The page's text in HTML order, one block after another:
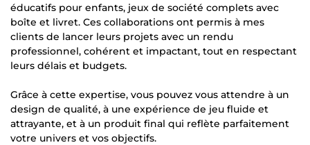
éducatifs pour enfants, jeux de société complets avec
boîte et livret. Ces collaborations ont permis à mes
clients de lancer leurs projets avec un rendu
professionnel, cohérent et impactant, tout en respectant
leurs délais et budgets.
Grâce à cette expertise, vous pouvez vous attendre à un
design de qualité, à une expérience de jeu fluide et
attrayante, et à un produit final qui reflète parfaitement
votre univers et vos objectifs.